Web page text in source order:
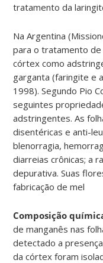
tratamento da
Na Argentina
para o tratamento
córtex como
garganta (faringite e
1998). Segundo Pio
seguintes
adstringentes. As
disentéricas e anti-
blenorragia,
diarreias crônicas; a
depurativa. Suas
fabricação de mel
Composição
de manganês nas
detectado a
da córtex foram